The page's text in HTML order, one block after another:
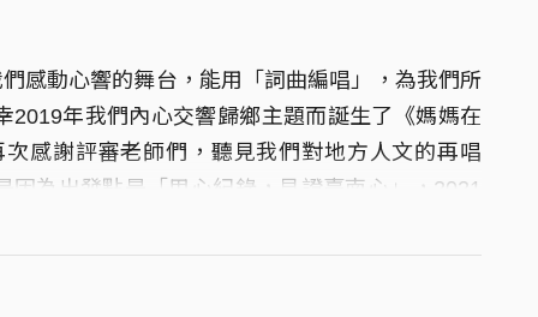
感動心響的舞台，能用「詞曲編唱」，為我們所
年我們內心交響歸鄉主題而誕生了《媽媽在
感謝評審老師們，聽見我們對地方人文的再唱
因為出發點是「用心紀錄，見證臺南心」，2021
，成為奢侈的想像，在這至今還尚未晴朗的境遇
放空城》，主要是想帶給城市降噪與喚醒更多希
越是遼亮，只要不放棄，我們終將遇見曙光。